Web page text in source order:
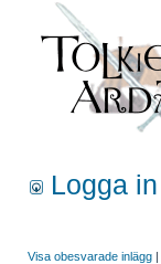
Logga in
Visa obesvarade inlägg |